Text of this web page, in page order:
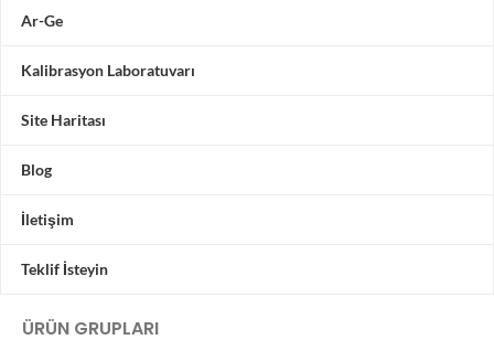
Ar-Ge
Kalibrasyon Laboratuvarı
Site Haritası
Blog
İletişim
Teklif İsteyin
ÜRÜN GRUPLARI